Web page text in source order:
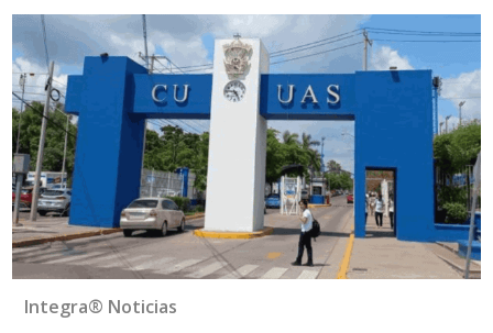
Integra® Noticias